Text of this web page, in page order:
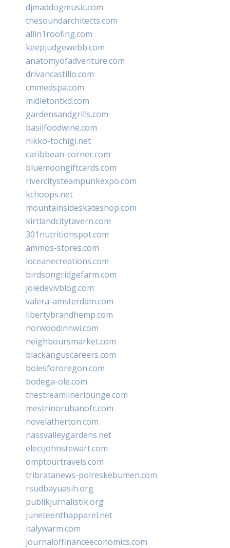
djmaddogmusic.com
thesoundarchitects.com
allin1roofing.com
keepjudgewebb.com
anatomyofadventure.com
drivancastillo.com
cmmedspa.com
midletontkd.com
gardensandgrills.com
basilfoodwine.com
nikko-tochigi.net
caribbean-corner.com
bluemoongiftcards.com
rivercitysteampunkexpo.com
kchoops.net
mountainsideskateshop.com
kirtlandcitytavern.com
301nutritionspot.com
ammos-stores.com
loceanecreations.com
birdsongridgefarm.com
joiedevivblog.com
valera-amsterdam.com
libertybrandhemp.com
norwoodinnwi.com
neighboursmarket.com
blackanguscareers.com
bolesfororegon.com
bodega-ole.com
thestreamlinerlounge.com
mestrinorubanofc.com
novelatherton.com
nassvalleygardens.net
electjohnstewart.com
omptourtravels.com
tribratanews-polreskebumen.com
rsudbayuasih.org
publikjurnalistik.org
juneteenthapparel.net
italywarm.com
journaloffinanceeconomics.com